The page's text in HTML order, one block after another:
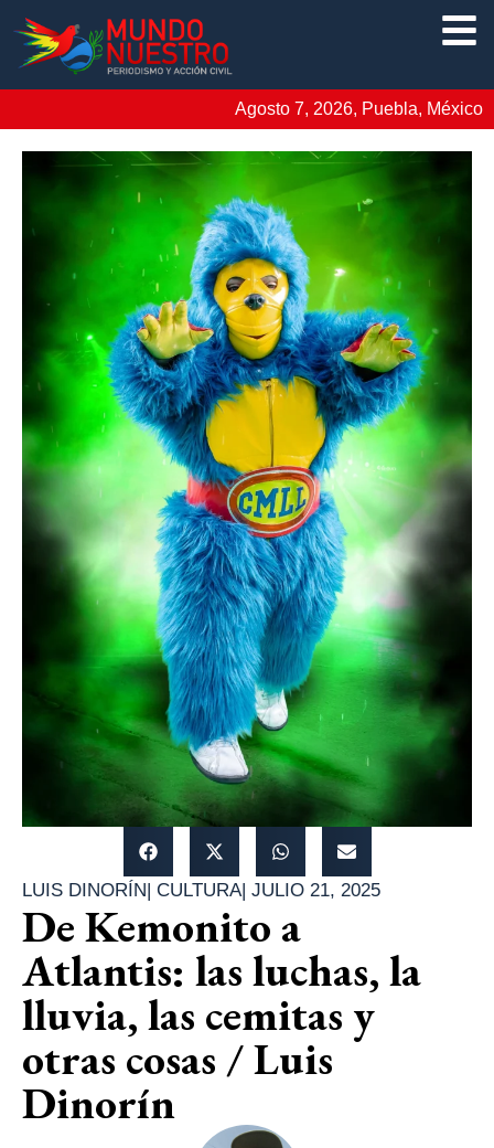
Agosto 7, 2026, Puebla, México
LUIS DINORÍN| CULTURA| JULIO 21, 2025
De Kemonito a
Atlantis: las luchas, la
lluvia, las cemitas y
otras cosas / Luis
Dinorín